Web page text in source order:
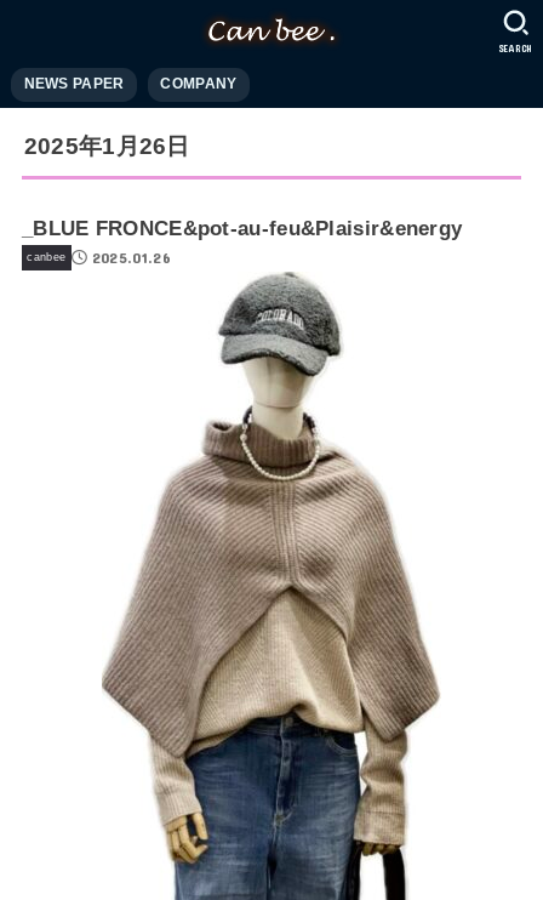
NEWS PAPER COMPANY
SEARCH
2025年1月26日
_BLUE FRONCE&pot-au-feu&Plaisir&energy
canbee 2025.01.26